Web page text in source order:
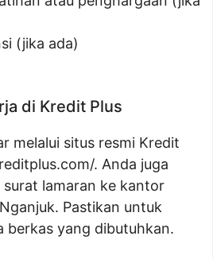
(jika ada)
di Kredit Plus
melalui situs resmi Kredit
. Anda juga
lamaran ke kantor
Pastikan untuk
berkas yang dibutuhkan.